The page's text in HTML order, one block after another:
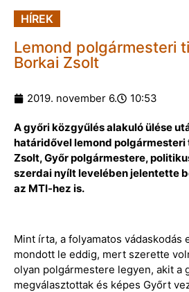
HÍREK
Lemond polgármesteri
Borkai Zsolt
2019. november 6. 10:53
A győri közgyűlés alakuló ülése
határidővel lemond
Zsolt, Győr polgármestere,
szerdai nyílt levelében jelentette
az MTI-hez is.
Mint írta, a folyamatos vádaskodás
mondott le eddig, mert szerette
olyan polgármestere legyen, akit a
megválasztottak és képes Győrt